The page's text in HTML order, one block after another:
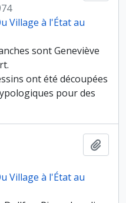
Village à l'État au
sont Geneviève
ont été découpées
pour des
Village à l'État au